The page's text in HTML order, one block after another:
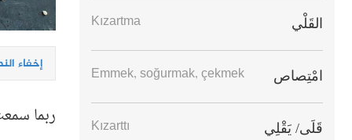
إخفاء
ربما
القَلْي Kızartma
امْتِصاص Emmek, soğurmak, çekmek
قَلَى/ يَقْلِي Kızarttı